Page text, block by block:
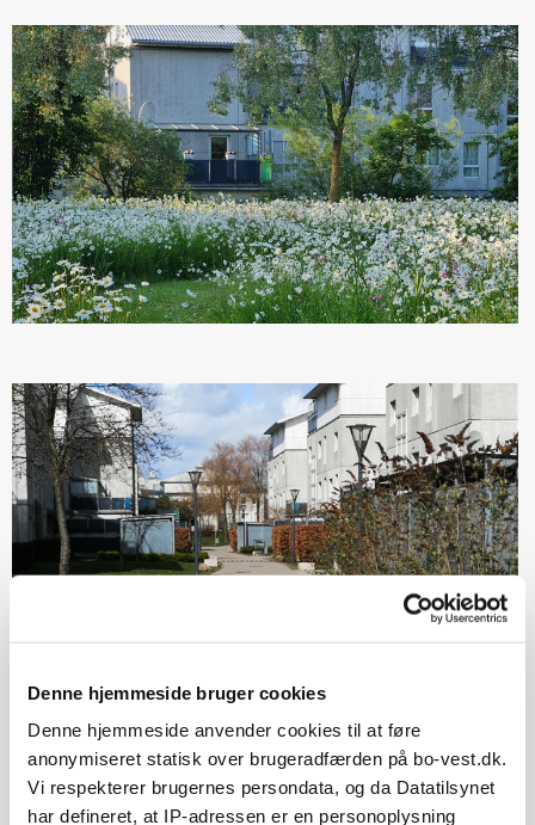
Denne hjemmeside bruger cookies
Denne hjemmeside anvender cookies til at føre
anonymiseret statisk over brugeradfærden på bo-vest.dk.
Vi respekterer brugernes persondata, og da Datatilsynet
har defineret, at IP-adressen er en personoplysning